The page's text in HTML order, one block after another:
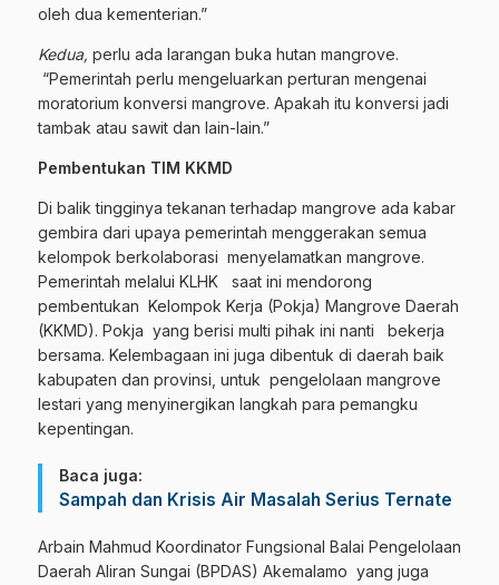
oleh dua kementerian.”
Kedua, perlu ada larangan buka hutan mangrove.
“Pemerintah perlu mengeluarkan perturan mengenai
moratorium konversi mangrove. Apakah itu konversi jadi
tambak atau sawit dan lain-lain.”
Pembentukan TIM KKMD
Di balik tingginya tekanan terhadap mangrove ada kabar
gembira dari upaya pemerintah menggerakan semua
kelompok berkolaborasi menyelamatkan mangrove.
Pemerintah melalui KLHK saat ini mendorong
pembentukan Kelompok Kerja (Pokja) Mangrove Daerah
(KKMD). Pokja yang berisi multi pihak ini nanti bekerja
bersama. Kelembagaan ini juga dibentuk di daerah baik
kabupaten dan provinsi, untuk pengelolaan mangrove
lestari yang menyinergikan langkah para pemangku
kepentingan.
Baca juga:
Sampah dan Krisis Air Masalah Serius Ternate
Arbain Mahmud Koordinator Fungsional Balai Pengelolaan
Daerah Aliran Sungai (BPDAS) Akemalamo yang juga